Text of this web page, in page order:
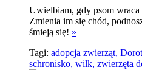
Uwielbiam, gdy psom wraca
Zmienia im się chód,
śmieją się! »
Tagi: adopcja zwierząt,
schronisko, wilk, zwierzęta